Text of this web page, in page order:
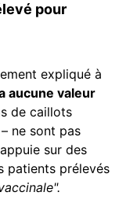
pour
expliqué à
aucune valeur
de caillots
ne sont pas
sur des
patients prélevés